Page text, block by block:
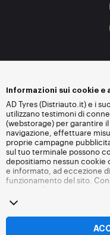
Informazioni sui cookie e
AD Tyres (Distriauto.it) e i
utilizzano testimoni di
(webstorage) per garantire
navigazione, effettuare
proprie campagne
sul tuo terminale possono
depositiamo nessun cookie
e informato, ad eccezione
funzionamento del sito.
revocare il tuo consenso in
dei cookie e altri tracker
senza accettare il deposito
impedisce l'accesso ai
altri